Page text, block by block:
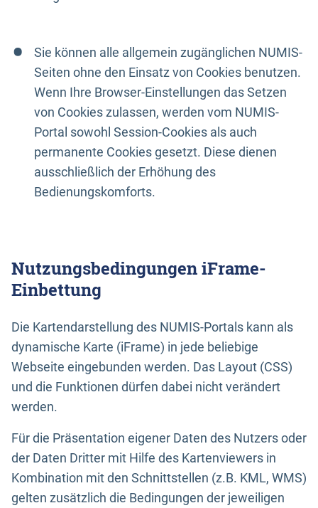
Sie können alle allgemein zugänglichen NUMIS-
Seiten ohne den Einsatz von Cookies benutzen.
Wenn Ihre Browser-Einstellungen das Setzen
von Cookies zulassen, werden vom NUMIS-
Portal sowohl Session-Cookies als auch
permanente Cookies gesetzt. Diese dienen
ausschließlich der Erhöhung des
Bedienungskomforts.
Nutzungsbedingungen iFrame-
Einbettung
Die Kartendarstellung des NUMIS-Portals kann als
dynamische Karte (iFrame) in jede beliebige
Webseite eingebunden werden. Das Layout (CSS)
und die Funktionen dürfen dabei nicht verändert
werden.
Für die Präsentation eigener Daten des Nutzers oder
der Daten Dritter mit Hilfe des Kartenviewers in
Kombination mit den Schnittstellen (z.B. KML, WMS)
gelten zusätzlich die Bedingungen der jeweiligen